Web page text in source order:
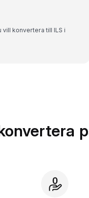
vill konvertera till ILS i